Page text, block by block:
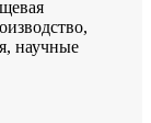
научные